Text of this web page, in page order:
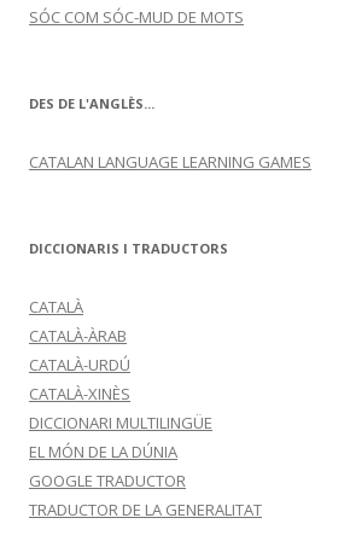
SÓC COM SÓC-MUD DE MOTS
DES DE L'ANGLÈS...
CATALAN LANGUAGE LEARNING GAMES
DICCIONARIS I TRADUCTORS
CATALÀ
CATALÀ-ÀRAB
CATALÀ-URDÚ
CATALÀ-XINÈS
DICCIONARI MULTILINGÜE
EL MÓN DE LA DÚNIA
GOOGLE TRADUCTOR
TRADUCTOR DE LA GENERALITAT